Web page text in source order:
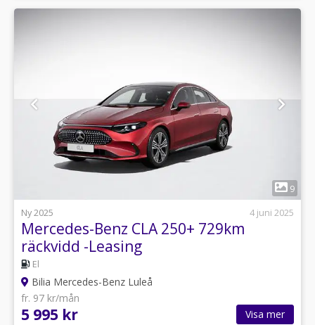
9
Ny 2025
4 juni 2025
Mercedes-Benz CLA 250+ 729km
räckvidd -Leasing
El
Bilia Mercedes-Benz Luleå
fr. 97 kr/mån
5 995 kr Visa mer